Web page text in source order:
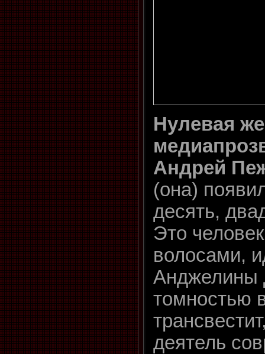
Нулевая
Андрей
(она)
десять,
Это
волосами,
Анджелины
томностью
деятель